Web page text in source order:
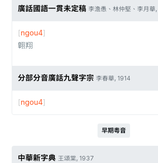
廣話國語一貫未定稿 李澹愚、林仲堅、李月華,
[ngou4]
翺翔
分部分音廣話九聲字宗 李春華, 1914
[ngou4]
早期粵音
中華新字典 王頌棠, 1937